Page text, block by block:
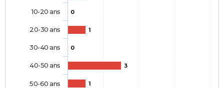
0
1
0
3
1
10-20 ans
20-30 ans
30-40 ans
40-50 ans
50-60 ans